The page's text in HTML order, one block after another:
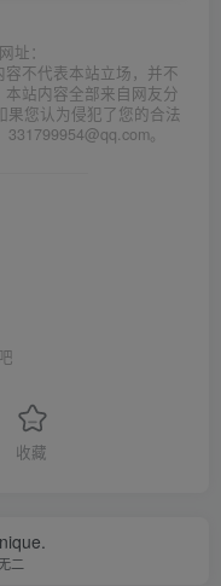
址：
容不代表本站立场，并不
站内容全部来自网友分
果您认为侵犯了您的合法
。
收藏
二